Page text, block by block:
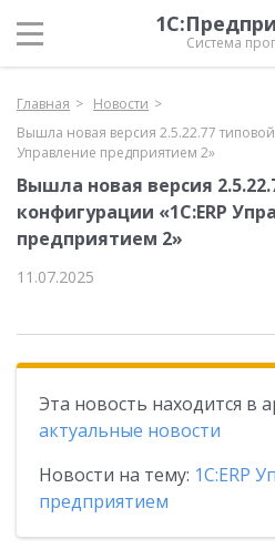
Система
Главная
Новости
Вышла новая версия 2.5.22.77
Управление предприятием 2»
Вышла новая версия
конфигурации «1С:ERP
предприятием 2»
11.07.2025
Эта новость находится в
актуальные новости
Новости на тему: 1С:ERP
предприятием